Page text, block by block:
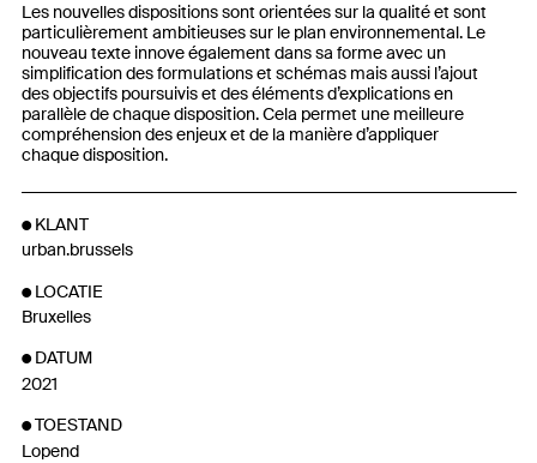
Les nouvelles dispositions sont orientées sur la qualité et sont
particulièrement ambitieuses sur le plan environnemental. Le
nouveau texte innove également dans sa forme avec un
simplification des formulations et schémas mais aussi l’ajout
des objectifs poursuivis et des éléments d’explications en
parallèle de chaque disposition. Cela permet une meilleure
compréhension des enjeux et de la manière d’appliquer
chaque disposition.
KLANT
urban.brussels
LOCATIE
Bruxelles
DATUM
2021
TOESTAND
Lopend